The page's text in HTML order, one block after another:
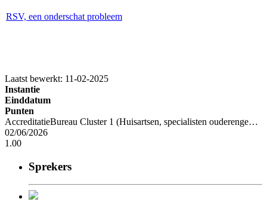
RSV, een onderschat probleem
Laatst bewerkt: 11-02-2025
Instantie
Einddatum
Punten
AccreditatieBureau Cluster 1 (Huisartsen, specialisten ouderengeneeskunde en artsen voor verstandelijk gehandicapten) (ABC1) - Nascholing Cluster1
02/06/2026
1.00
Sprekers